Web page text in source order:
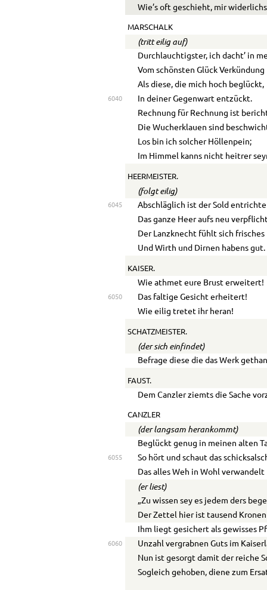
Wie’s oft geschieht, mir
MARSCHALK
(tritt eilig auf)
Durchlauchtigster, ich dacht’ in
Vom schönsten Glück
Als diese, die mich hoch beglückt,
6040
In deiner Gegenwart entzückt.
Rechnung für Rechnung ist
Die Wucherklauen sind
Los bin ich solcher Höllenpein;
Im Himmel kanns nicht heitrer
HEERMEISTER.
(folgt eilig)
6045
Abschläglich ist der Sold
Das ganze Heer aufs neu
Der Lanzknecht fühlt sich frisches
Und Wirth und Dirnen habens gut.
KAISER.
Wie athmet eure Brust erweitert!
6050
Das faltige Gesicht erheitert!
Wie eilig tretet ihr heran!
SCHATZMEISTER.
(der sich einfindet)
Befrage diese die das Werk
FAUST.
Dem Canzler ziemts die Sache
CANZLER
(der langsam herankommt)
Beglückt genug in meinen alten
6055
So hört und schaut das
Das alles Weh in Wohl verwandelt
(er liest)
„Zu wissen sey es jedem ders
Der Zettel hier ist tausend
Ihm liegt gesichert als gewisses
6060
Unzahl vergrabnen Guts im
Nun ist gesorgt damit der reiche
Sogleich gehoben, diene zum